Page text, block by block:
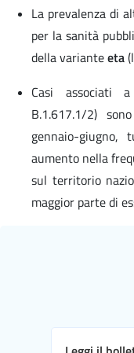
La prevalenza di
per la sanità
della varianteeta
Casi associati
B.1.617.1/2)
gennaio-
aumento nella
sul territorio
maggior parte di